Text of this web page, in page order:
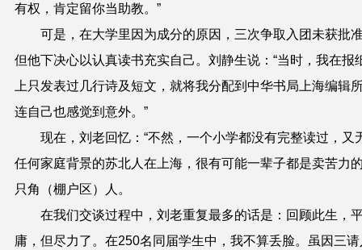
有权，肯定留你当助教。 ”
可是，在大学里因为成分的原因，三次争取入团未获批
但他下决心以认真读书充实自己。刘静生说：“当时，我在报
上只发表过几行诗及短文，就将我分配到中华书局上海编辑
连自己也感觉到意外。 ”
现在，刘老回忆：“不然，一个小学都没有完整读过 ， 又
任何家庭背景的苏北人在上海 ， 很有可能一辈子都是卖苦力
只角（棚户区）
人 。
在我们交谈过程中，刘老重复最多的话是： 回顾此生，
庸，但尽力了 。 在250名 同届学生中，我不算丢脸。 虽因 三